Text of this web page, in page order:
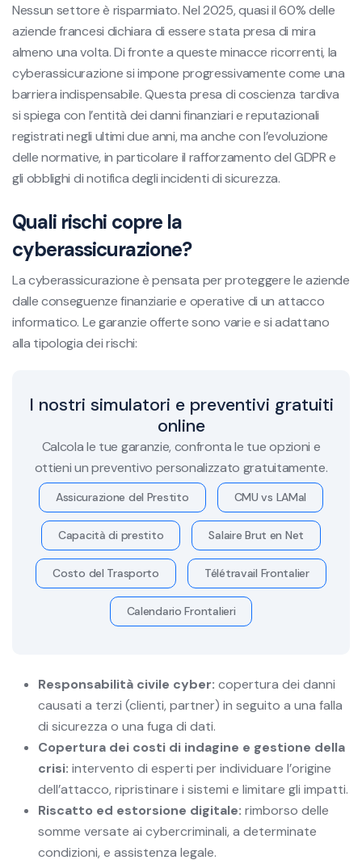
Nessun settore è risparmiato. Nel 2025, quasi il 60% delle
aziende francesi dichiara di essere stata presa di mira
almeno una volta. Di fronte a queste minacce ricorrenti, la
cyberassicurazione si impone progressivamente come una
barriera indispensabile. Questa presa di coscienza tardiva
si spiega con l’entità dei danni finanziari e reputazionali
registrati negli ultimi due anni, ma anche con l’evoluzione
delle normative, in particolare il rafforzamento del GDPR e
gli obblighi di notifica degli incidenti di sicurezza.
Quali rischi copre la
cyberassicurazione?
La cyberassicurazione è pensata per proteggere le aziende
dalle conseguenze finanziarie e operative di un attacco
informatico. Le garanzie offerte sono varie e si adattano
alla tipologia dei rischi:
I nostri simulatori e preventivi gratuiti
online
Calcola le tue garanzie, confronta le tue opzioni e
ottieni un preventivo personalizzato gratuitamente.
Assicurazione del Prestito CMU vs LAMal
Capacità di prestito Salaire Brut en Net
Costo del Trasporto Télétravail Frontalier
Calendario Frontalieri
Responsabilità civile cyber: copertura dei danni
causati a terzi (clienti, partner) in seguito a una falla
di sicurezza o una fuga di dati.
Copertura dei costi di indagine e gestione della
crisi: intervento di esperti per individuare l’origine
dell’attacco, ripristinare i sistemi e limitare gli impatti.
Riscatto ed estorsione digitale: rimborso delle
somme versate ai cybercriminali, a determinate
condizioni, e assistenza legale.